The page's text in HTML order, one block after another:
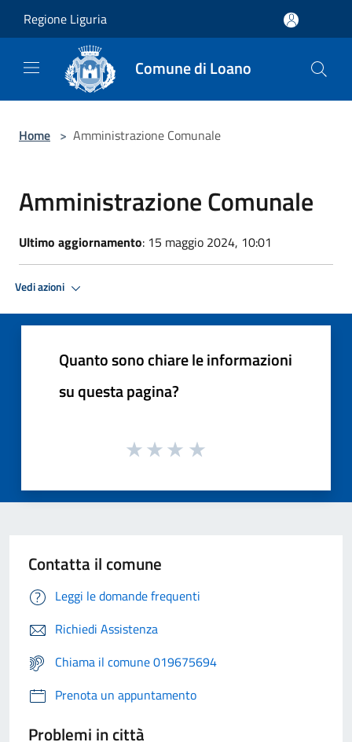
Regione Liguria
Comune di Loano
Home > Amministrazione Comunale
Amministrazione Comunale
Ultimo aggiornamento: 15 maggio 2024, 10:01
Vedi azioni
Quanto sono chiare le informazioni
su questa pagina?
Contatta il comune
Leggi le domande frequenti
Richiedi Assistenza
Chiama il comune 019675694
Prenota un appuntamento
Problemi in città